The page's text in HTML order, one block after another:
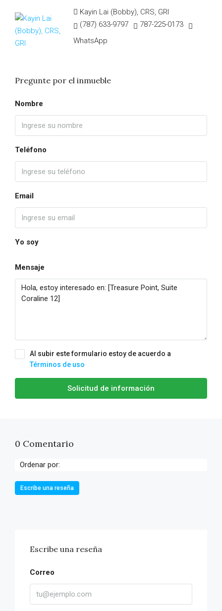
Kayin Lai (Bobby), CRS, GRI
(787) 633-9797
787-225-0173
WhatsApp
Pregunte por el inmueble
Nombre
Teléfono
Email
Yo soy
Mensaje
Al subir este formulario estoy de acuerdo a
Términos de uso
Solicitud de información
0 Comentario
Ordenar por:
Escribe una reseña
Escribe una reseña
Correo